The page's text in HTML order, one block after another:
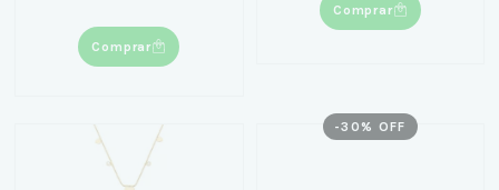
Comprar
Comprar
-30 % OFF